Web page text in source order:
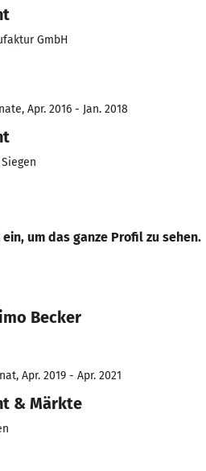
GmbH
Apr. 2016 - Jan. 2018
um das ganze Profil zu sehen.
Becker
Apr. 2019 - Apr. 2021
& Märkte